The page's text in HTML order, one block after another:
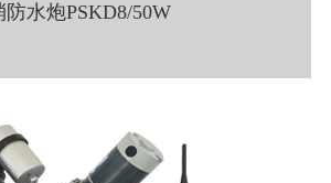
防水炮PSKD8/50W